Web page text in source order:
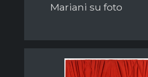
Mariani su foto